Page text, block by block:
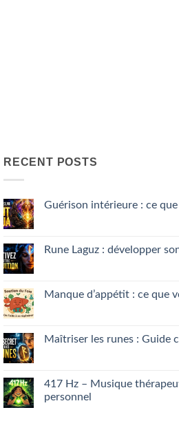
RECENT POSTS
Guérison intérieure : ce
Guérison
intérieure
votre
mental
Rune Laguz : développer
Rune
Laguz
intuition
facilement
Manque d’appétit : ce que
Manque
d’appétit
votre
foie
essaie
Maîtriser les runes : Guide
Maîtriser
les
runes
417 Hz – Musique
personnel